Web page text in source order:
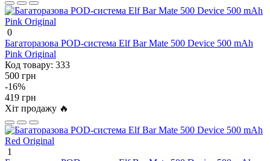
0
Багаторазова POD-система Elf Bar Mate 500 Device 500 mAh
Pink Original
Код товару: 333
500 грн
-16%
419 грн
Хіт продажу 🔥
1